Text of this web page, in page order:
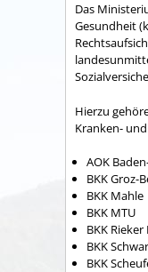
Das
Gesundheit
Hierzu
Kranken-
AOK
BKK Groz-
BKK Mahle
BKK MTU
BKK
BKK
BKK